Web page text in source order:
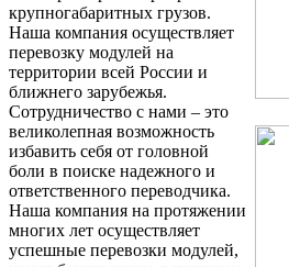
крупногабаритных грузов.
Наша компания осуществляет
перевозку модулей на
территории всей России и
ближнего зарубежья.
Сотрудничество с нами – это
великолепная возможность
избавить себя от головной
боли в поиске надежного и
ответственного переводчика.
Наша компания на протяжении
многих лет осуществляет
успешные перевозки модулей,